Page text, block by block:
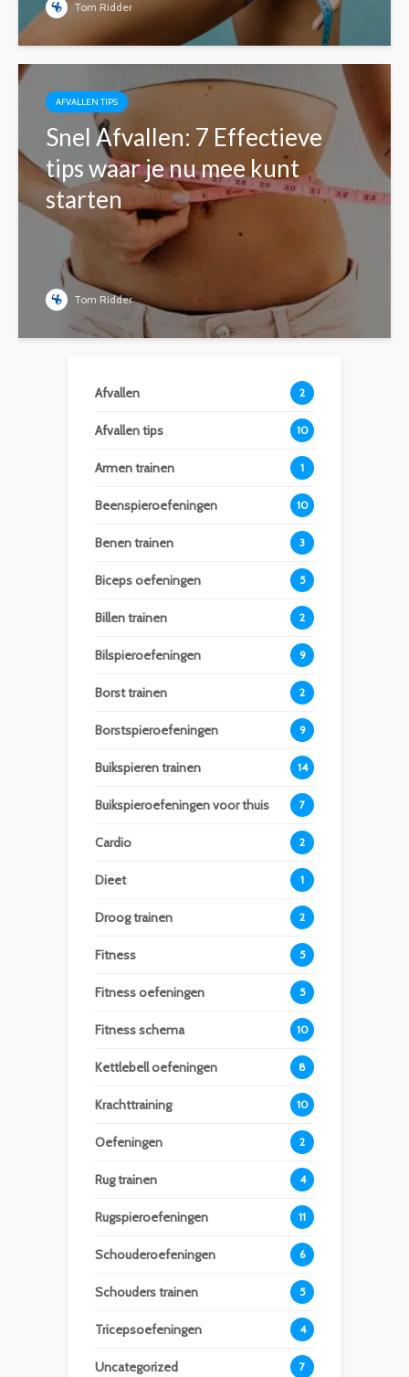
Tom Ridder
AFVALLEN TIPS
Snel Afvallen: 7 Effectieve
tips waar je nu mee kunt
starten
Tom Ridder
Afvallen 2
Afvallen tips 10
Armen trainen 1
Beenspieroefeningen 10
Benen trainen 3
Biceps oefeningen 5
Billen trainen 2
Bilspieroefeningen 9
Borst trainen 2
Borstspieroefeningen 9
Buikspieren trainen 14
Buikspieroefeningen voor thuis 7
Cardio 2
Dieet 1
Droog trainen 2
Fitness 5
Fitness oefeningen 5
Fitness schema 10
Kettlebell oefeningen 8
Krachttraining 10
Oefeningen 2
Rug trainen 4
Rugspieroefeningen 11
Schouderoefeningen 6
Schouders trainen 5
Tricepsoefeningen 4
Uncategorized 7